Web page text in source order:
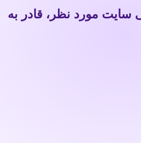
مورد نظر، قادر به